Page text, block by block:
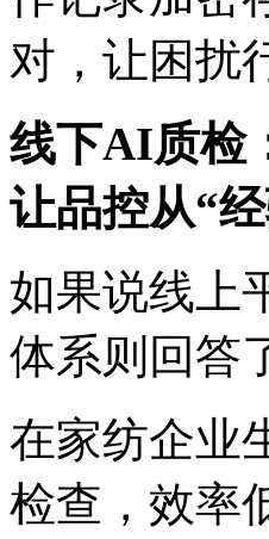
对，让困
线下AI质检
让品控从“
如果说线上
体系则回答
在家纺企业
检查，效率